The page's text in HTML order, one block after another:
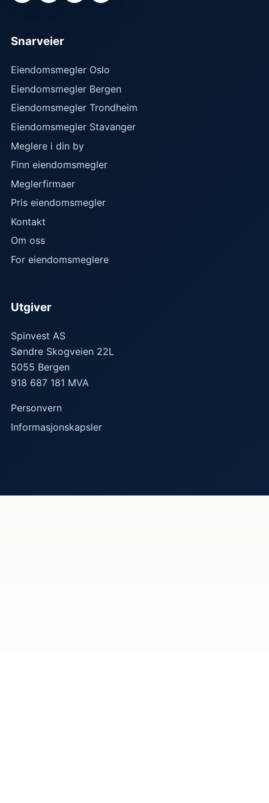
Snarveier
Eiendomsmegler Oslo
Eiendomsmegler Bergen
Eiendomsmegler Trondheim
Eiendomsmegler Stavanger
Meglere i din by
Finn eiendomsmegler
Meglerfirmaer
Pris eiendomsmegler
Kontakt
Om oss
For eiendomsmeglere
Utgiver
Spinvest AS
Søndre Skogveien 22L
5055 Bergen
918 687 181 MVA
Personvern
Informasjonskapsler